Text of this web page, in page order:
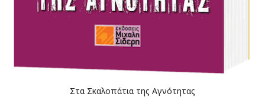
Στα Σκαλοπάτια της Αγνότητας